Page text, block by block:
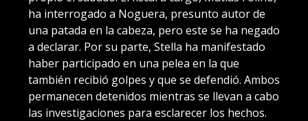
ha interrogado a Noguera, presunto autor de
una patada en la cabeza, pero este se ha negado
a declarar. Por su parte, Stella ha manifestado
haber participado en una pelea en la que
también recibió golpes y que se defendió. Ambos
permanecen detenidos mientras se llevan a cabo
las investigaciones para esclarecer los hechos.